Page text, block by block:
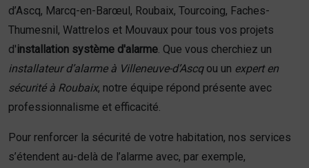
d’Ascq, Marcq-en-Barœul, Roubaix, Tourcoing, Faches-
Thumesnil, Wattrelos et Mouvaux pour tous vos projets
d'installation système d'alarme . Que vous cherchiez un
installateur d’alarme à Villeneuve-d’Ascqou un expert en
sécurité à Roubaix, notre équipe répond présente avec
professionnalisme et efficacité.
Pour renforcer la sécurité de votre habitation, nos services
s’étendent au-delà de l’alarme avec, par exemple,